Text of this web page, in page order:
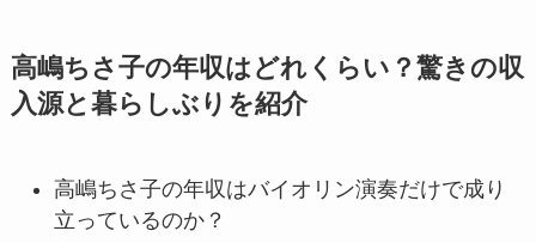
高嶋ちさ子の年収はどれくらい？驚きの収
入源と暮らしぶりを紹介
高嶋ちさ子の年収はバイオリン演奏だけで成り
立っているのか？